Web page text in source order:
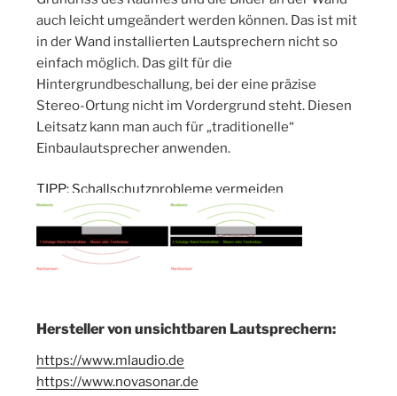
auch leicht umgeändert werden können. Das ist mit
in der Wand installierten Lautsprechern nicht so
einfach möglich. Das gilt für die
Hintergrundbeschallung, bei der eine präzise
Stereo-Ortung nicht im Vordergrund steht. Diesen
Leitsatz kann man auch für „traditionelle“
Einbaulautsprecher anwenden.
TIPP: Schallschutzprobleme vermeiden
Hersteller von unsichtbaren Lautsprechern:
https://www.mlaudio.de
https://www.novasonar.de